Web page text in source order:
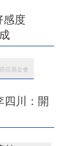
感度
症基金會
四川：開